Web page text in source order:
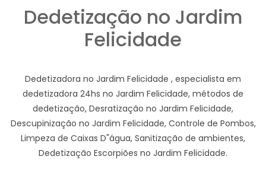
Dedetização no Jardim
Felicidade
Dedetizadora no Jardim Felicidade , especialista em
dedetizadora 24hs no Jardim Felicidade, métodos de
dedetização, Desratização no Jardim Felicidade,
Descupinização no Jardim Felicidade, Controle de Pombos,
Limpeza de Caixas D"água, Sanitização de ambientes,
Dedetização Escorpiões no Jardim Felicidade.